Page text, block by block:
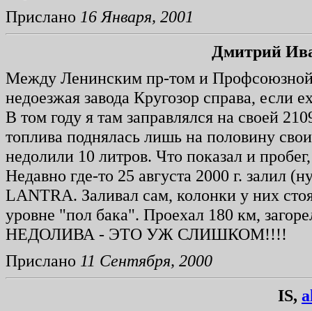
Прислано 16 Января, 2001
Дмитрий
Между Ленинским пр-том и Профсоюзной
недоезжая завода Кругозор справа, если
В том году я там заправлялся на своей
топлива поднялась лишь на половину
недолили 10 литров. Что показал и
Недавно где-то 25 августа 2000 г. залил
LANTRA. Заливал сам, колонки у них
уровне "пол бака". Проехал 180 км,
НЕДОЛИВА - ЭТО УЖ СЛИШКОМ!!!!
Прислано 11 Сентября, 2000
IS,